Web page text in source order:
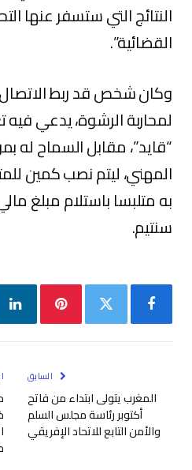
النتائج التي ستسفر عنها
القضائية”.
وكان شخص قد ربط
لمحاربة الرشوة، يدعي فيه
“قايد”، مقابل السماح له
المهني، ليتم نصب كمين
سنتيم.
السابق
المغرب يتولى ابتداء من فاتح
أكتوبر رئاسة مجلس السلم
والأمن التابع للاتحاد الإفريقي